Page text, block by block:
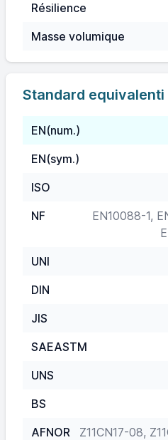
Résilience
Masse volumique
Standard equivalenti
EN(num.)
EN(sym.)
ISO
NF
EN10088-1,
UNI
DIN
JIS
SAEASTM
UNS
BS
AFNOR
Z11CN17-08,